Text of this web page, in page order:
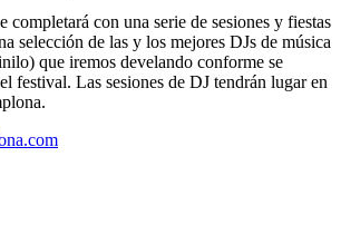
completará con una serie de sesiones y fiestas
selección de las y los mejores DJs de música
que iremos develando conforme se
festival. Las sesiones de DJ tendrán lugar en